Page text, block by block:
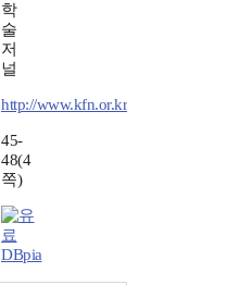
학
술
저
널
http://www.kfn.or.kr
45-
48(4
쪽)
DBpia